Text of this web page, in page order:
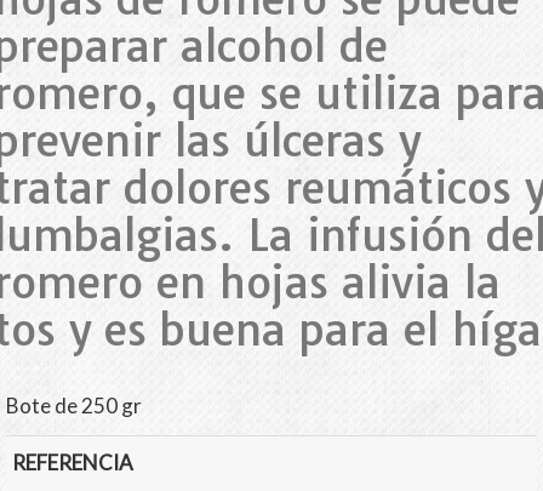
alcohol de
que se utiliza
las úlceras y
dolores reumáticos
La infusión
en hojas alivia la
y es buena para el híga
Bote de 250 gr
REFERENCIA